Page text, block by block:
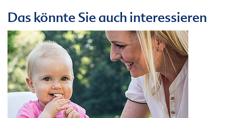
Das könnte Sie auch interessieren